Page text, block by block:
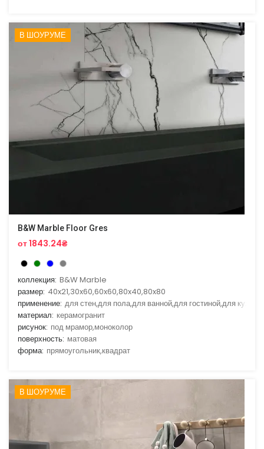
В ШОУРУМЕ
B&W Marble Floor Gres
от 1843.24₴
коллекция: B&W Marble
размер: 40x21,30x60,60x60,80x40,80x80
применение: для стен,для пола,для ванной,для гостиной,для кухни
материал: керамогранит
рисунок: под мрамор,моноколор
поверхность: матовая
форма: прямоугольник,квадрат
В ШОУРУМЕ